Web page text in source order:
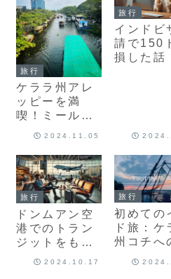
旅行
ケララ州アレ
ッピーを満
喫！ミール
美食の旅
2024.11.05
旅行
インドビ
請で150
損した話
旅行
ドンムアン空
港でのトラン
ジットをもっ
と楽しもう！
2024.10.17
旅行
初めての
ド旅：ケ
州コチへ